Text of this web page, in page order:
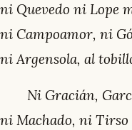
ni Quevedo ni Lope
ni Campoamor, ni
ni Argensola, al
Ni Gracián,
ni Machado, ni Tirso